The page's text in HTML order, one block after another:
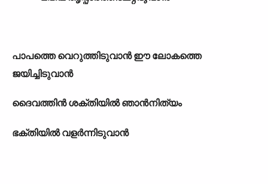
പാപത്തെ വെറുത്തിടുവാൻ ഈ ലോകത്തെ
ജയിച്ചിടുവാൻ
ദൈവത്തിൻ ശക്തിയിൽ ഞാൻനിത്യം
ഭക്തിയിൽ വളർന്നിടുവാൻ